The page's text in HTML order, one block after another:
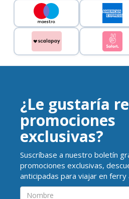
¿Le gustaría
promociones
exclusivas?
Suscríbase a nuestro boletín
promociones exclusivas,
anticipadas para viajar en ferry